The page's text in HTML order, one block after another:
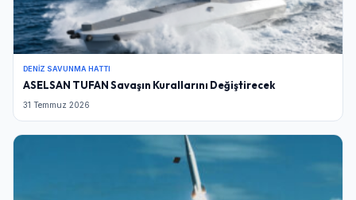
DENIZ SAVUNMA HATTI
ASELSAN TUFAN Savaşın Kurallarını Değiştirecek
31 Temmuz 2026